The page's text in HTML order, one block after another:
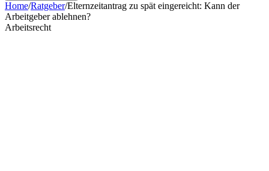
Home/Ratgeber/Elternzeitantrag zu spät eingereicht: Kann der
Arbeitgeber ablehnen?
Arbeitsrecht